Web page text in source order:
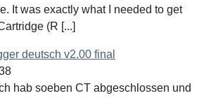
It was exactly what I needed to get
(R [...]
deutsch v2.00 final
hab soeben CT abgeschlossen und